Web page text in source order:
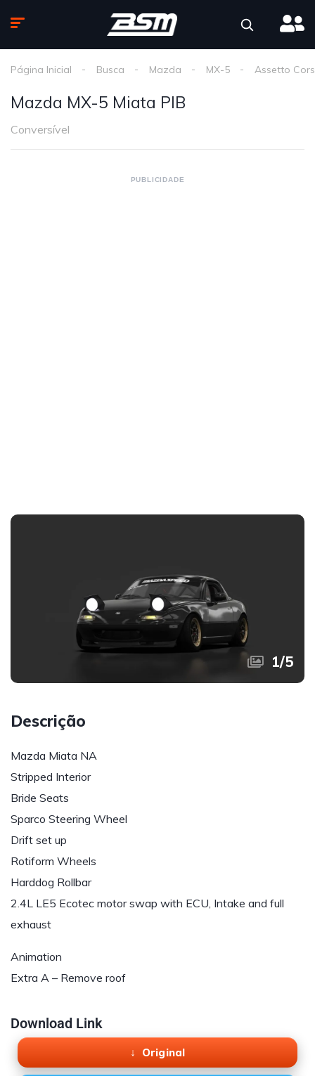
Página Inicial Busca Mazda MX-5 Assetto
Mazda MX-5 Miata PIB
Conversível
PUBLICIDADE
1/5
Descrição
Mazda Miata NA
Stripped Interior
Bride Seats
Sparco Steering Wheel
Drift set up
Rotiform Wheels
Harddog Rollbar
2.4L LE5 Ecotec motor swap with ECU, Intake and full
exhaust
Animation
Extra A – Remove roof
Download Link
Original